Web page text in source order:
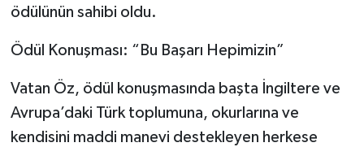
ödülünün sahibi oldu.
Ödül Konuşması: “Bu Başarı Hepimizin”
Vatan Öz, ödül konuşmasında başta İngiltere ve
Avrupa’daki Türk toplumuna, okurlarına ve
kendisini maddi manevi destekleyen herkese